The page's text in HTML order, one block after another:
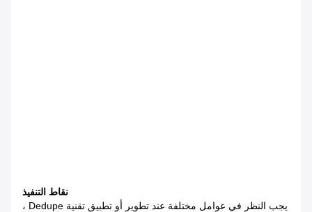
نقاط التنفيذ
يجب النظر في عوامل مختلفة عند تطوير أو تطبيق تقنية Dedupe ،